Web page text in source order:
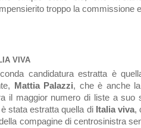
troppo la commissione
VIVA
candidatura estratta è
Mattia Palazzi, che è anche
il maggior numero di liste a suo
stata estratta quella di Italia viva,
compagine di centrosinistra